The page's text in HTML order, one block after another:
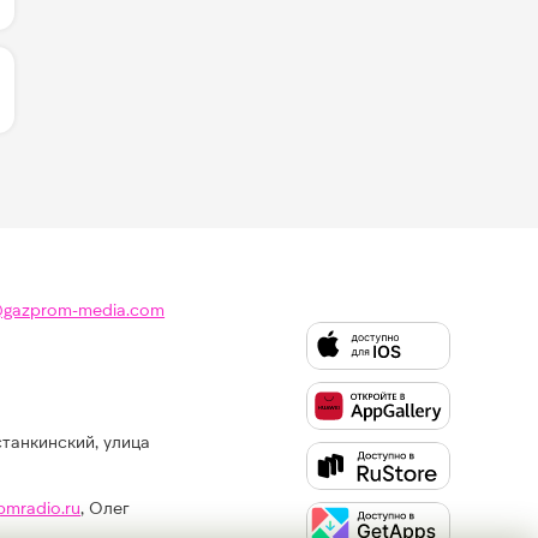
ЛАЙКОВ ЗА "ТАЙНЫ - DAASHA":
media.com
улица
, Олег